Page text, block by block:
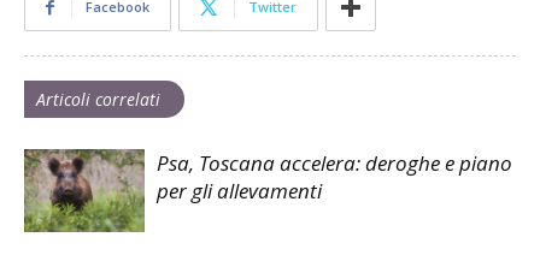
Facebook Twitter
Articoli correlati
Psa, Toscana accelera: deroghe e piano
per gli allevamenti